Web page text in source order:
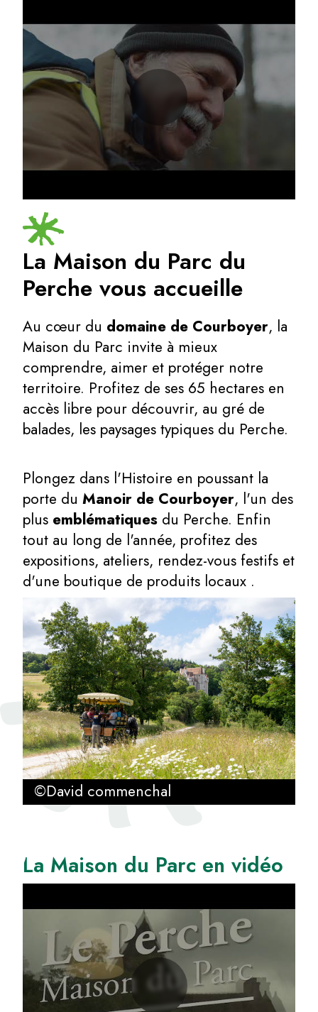
La Maison du Parc du
Perche vous accueille
Au cœur du domaine de Courboyer, la
Maison du Parc invite à mieux
comprendre, aimer et protéger notre
territoire. Profitez de ses 65 hectares en
accès libre pour découvrir, au gré de
balades, les paysages typiques du Perche.
Plongez dans l'Histoire en poussant la
porte du Manoir de Courboyer, l'un des
plus emblématiques du Perche. Enfin
tout au long de l'année, profitez des
expositions, ateliers, rendez-vous festifs et
d'une boutique de produits locaux .
©David commenchal
La Maison du Parc en vidéo